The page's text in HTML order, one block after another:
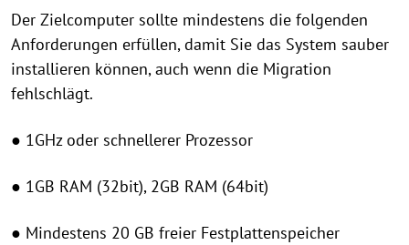
Der Zielcomputer sollte mindestens die folgenden
Anforderungen erfüllen, damit Sie das System sauber
installieren können, auch wenn die Migration
fehlschlägt.
● 1GHz oder schnellerer Prozessor
● 1GB RAM (32bit), 2GB RAM (64bit)
● Mindestens 20 GB freier Festplattenspeicher